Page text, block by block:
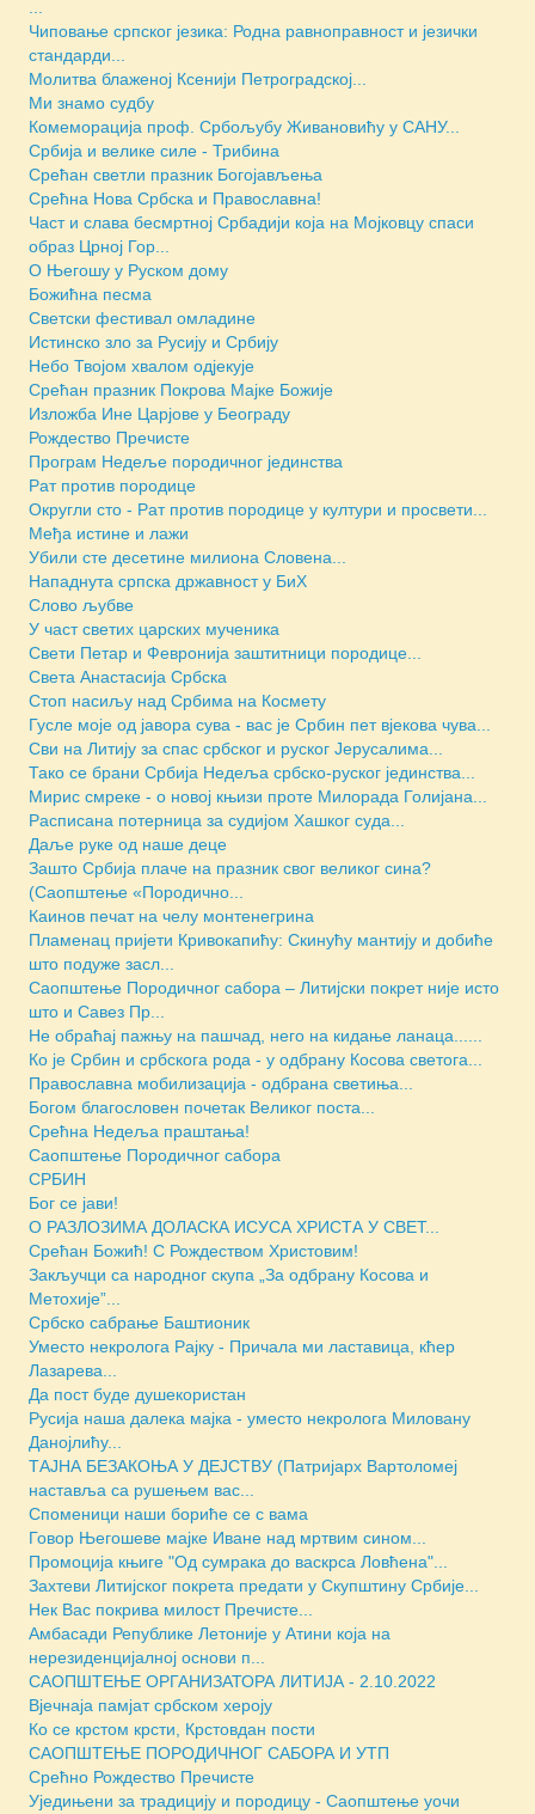
Чиповање српског језика: Родна равноправност и језички
стандарди...
Молитва блаженој Ксенији Петроградској...
Ми знамо судбу
Комеморација проф. Србољубу Живановићу у САНУ...
Србија и велике силе - Трибина
Срећан светли празник Богојављења
Срећна Нова Србска и Православна!
Част и слава бесмртној Србадији која на Мојковцу спаси
образ Црној Гор...
О Његошу у Руском дому
Божићна песма
Светски фестивал омладине
Истинско зло за Русију и Србију
Небо Твојом хвалом одјекује
Срећан празник Покрова Мајке Божије
Изложба Ине Царјове у Београду
Рождество Пречисте
Програм Недеље породичног јединства
Рат против породице
Округли сто - Рат против породице у култури и просвети...
Међа истине и лажи
Убили сте десетине милиона Словена...
Нападнута српска државност у БиХ
Слово љубве
У част светих царских мученика
Свети Петар и Февронија заштитници породице...
Света Анастасија Србска
Стоп насиљу над Србима на Космету
Гусле моје од јавора сува - вас је Србин пет вјекова чува...
Сви на Литију за спас србског и руског Јерусалима...
Тако се брани Србија Недеља србско-руског јединства...
Мирис смреке - о новој књизи проте Милорада Голијана...
Расписана потерница за судијом Хашког суда...
Даље руке од наше деце
Зашто Србија плаче на празник свог великог сина?
(Саопштење «Породично...
Каинов печат на челу монтенегрина
Пламенац пријети Кривокапићу: Скинућу мантију и добиће
што подуже засл...
Саопштење Породичног сабора – Литијски покрет није исто
што и Савез Пр...
Не обраћај пажњу на пашчад, него на кидање ланаца......
Ко је Србин и србскога рода - у одбрану Косова светога...
Православна мобилизација - одбрана светиња...
Богом благословен почетак Великог поста...
Срећна Недеља праштања!
Саопштење Породичног сабора
СРБИН
Бог се јави!
O РАЗЛОЗИМА ДОЛАСКА ИСУСА ХРИСТА У СВЕТ...
Срећан Божић! С Рождеством Христовим!
Закључци са народног скупа „За одбрану Косова и
Метохије”...
Србско сабрање Баштионик
Уместо некролога Рајку - Причала ми ластавица, кћер
Лазаревa...
Да пост буде душекористан
Русија наша далека мајка - уместо некролога Миловану
Данојлићу...
ТАЈНА БЕЗАКОЊА У ДЕЈСТВУ (Патријарх Вартоломеј
наставља са рушењем вас...
Споменици наши бориће се с вама
Говор Његошеве мајке Иване над мртвим сином...
Промоција књиге "Од сумрака до васкрса Ловћена"...
Захтеви Литијског покрета предати у Скупштину Србије...
Нек Вас покрива милост Пречисте...
Амбасади Републике Летоније у Атини која на
нерезиденцијалној основи п...
САОПШТЕЊЕ ОРГАНИЗАТОРА ЛИТИЈА - 2.10.2022
Вјечнаја памјат србском хероју
Ко се крстом крсти, Крстовдан пости
САОПШТЕЊЕ ПОРОДИЧНОГ САБОРА И УТП
Срећно Рождество Пречисте
Уједињени за традицију и породицу - Саопштење уочи